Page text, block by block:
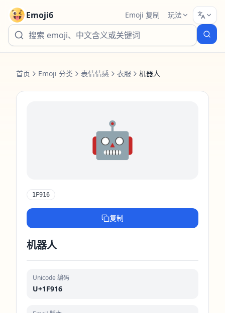
Emoji6 Emoji 复制 玩法
首页 Emoji 分类 表情情感 衣服 机器人
🤖
1F916
复制
机器人
Unicode 编码
U+1F916